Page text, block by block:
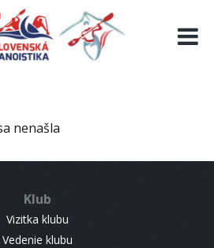
nenašla
Klub
Vizitka klubu
Vedenie klubu
EURO 19
INFO
RESULTS
CONTACT